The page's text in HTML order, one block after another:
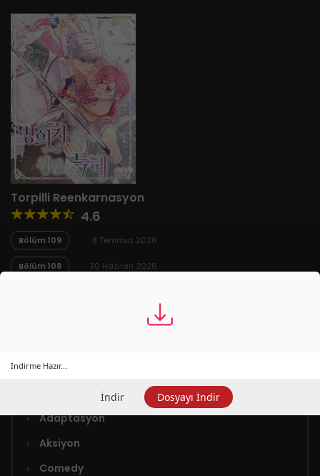
Torpilli Reenkarnasyon
4.6
Bölüm 109 8 Temmuz 2026
Bölüm 108 30 Haziran 2026
Adaptasyon
Aksiyon
Comedy
İndirme Hazır...
İndir Dosyayı İndir